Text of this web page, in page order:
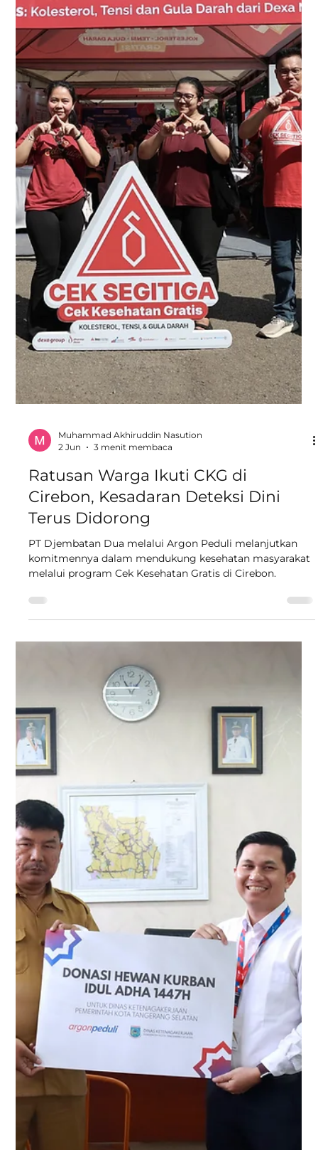
PT Djembatan Dua memperkuat komitmennya dalam
mendukung peningkatan kompetensi tenaga kesehatan
melalui penyelenggaraan Nurse Education Program
bertema “Basic Wound Care: The Proper Management in
Acute Wound and Chronic Wound”
Muhammad Akhiruddin Nasution
2 Jun
3 menit membaca
Ratusan Warga Ikuti CKG di
Cirebon, Kesadaran Deteksi Dini
Terus Didorong
PT Djembatan Dua melalui Argon Peduli melanjutkan
komitmennya dalam mendukung kesehatan masyarakat
melalui program Cek Kesehatan Gratis di Cirebon.